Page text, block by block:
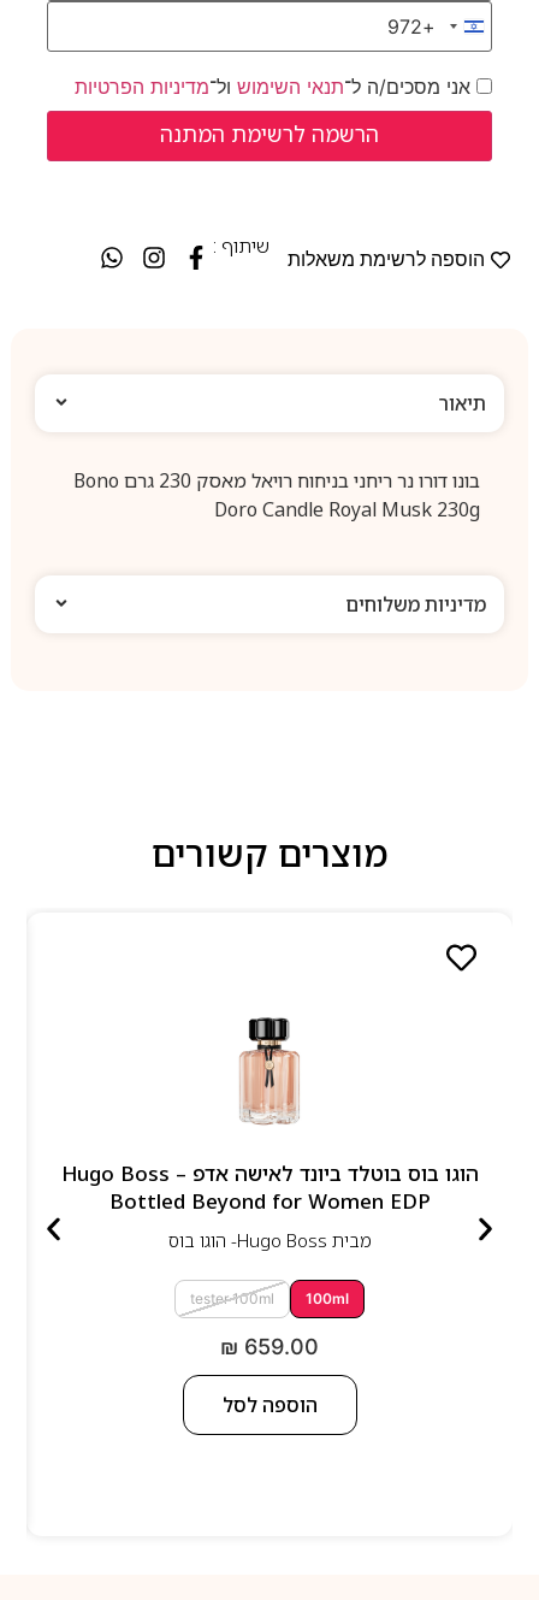
Israel +972
+972
אני מסכים/ה ל־תנאי השימושול־מדיניות הפרטיות
הוספה לרשימת משאלות
שיתוף :
תיאור
בונו דורו נר ריחני בניחוח רויאל מאסק 230 גרם Bono
Doro Candle Royal Musk 230g
מדיניות משלוחים
מוצרים קשורים
הוגו בוס בוטלד ביונד לאישה אדפ – Hugo Boss
Bottled Beyond for Women EDP
מבית Hugo Boss- הוגו בוס
100ml
tester 100ml
₪ 659.00
הוספה לסל